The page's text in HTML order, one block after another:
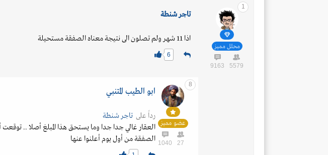
1
محلل مميز
5579
9163
تاجر شنطة
اذا 11 شهر ولم تصلون الى نتيجة معناه الصفقة مستحيلة
6
8
عضو مميز
27
1040
ابو الطيب المتنبي
رداً علىتاجر شنطة
العقار غالي جدا جدا وما يستحق هذا المبلغ أصلا .. توقعت
الصفقة من أول يوم أعلنوا عنها